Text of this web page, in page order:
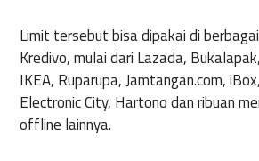
Limit tersebut bisa dipakai di
Kredivo, mulai dari Lazada,
IKEA, Ruparupa, Jamtangan.com,
Electronic City, Hartono dan ribuan
offline lainnya.